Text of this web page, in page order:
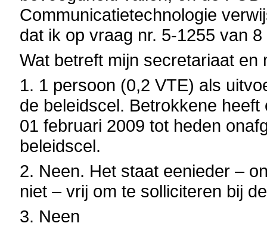
Communicatietechnologie
dat ik op vraag nr. 5-1255 van
Wat betreft mijn secretariaat en
1. 1 persoon (0,2 VTE) als
de beleidscel. Betrokkene
01 februari 2009 tot heden
beleidscel.
2. Neen. Het staat eenieder –
niet – vrij om te solliciteren bij
3. Neen